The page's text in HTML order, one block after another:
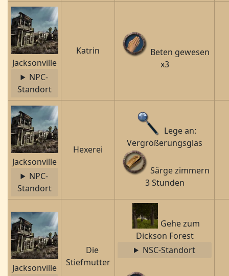
Jacksonville
NPC-
Standort
Katrin
Beten gewesen
x3
Jacksonville
NPC-
Standort
Hexerei
Lege an:
Vergrößerungsglas
Särge zimmern
3 Stunden
Jacksonville
Die
Stiefmutter
Gehe zum
Dickson Forest
NSC-Standort